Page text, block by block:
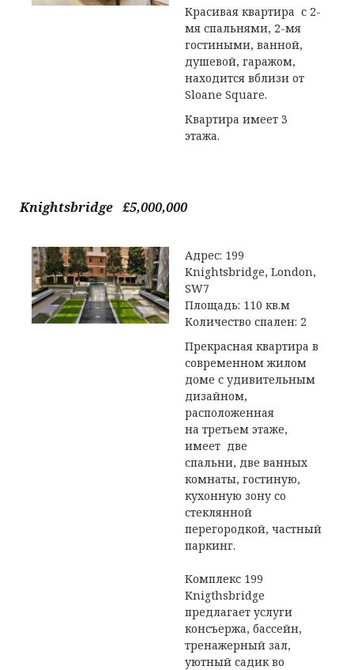
Красивая квартира с 2-
мя спальнями, 2-мя
гостиными, ванной,
душевой, гаражом,
находится вблизи от
Sloane Square.
Квартира имеет 3
этажа.
Knightsbridge £5,000,000
Адрес: 199
Knightsbridge, London,
SW7
Площадь: 110 кв.м
Количество спален: 2
Прекрасная квартира в
современном жилом
доме с удивительным
дизайном,
расположенная
на третьем этаже,
имеет две
спальни, две ванных
комнаты, гостиную,
кухонную зону со
стеклянной
перегородкой, частный
паркинг.
Комплекс 199
Knigthsbridge
предлагает услуги
консъержа, бассейн,
тренажерный зал,
уютный садик во